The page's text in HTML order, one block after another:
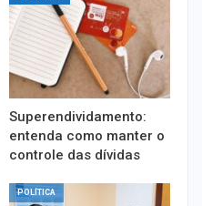
Superendividamento:
entenda como manter o
controle das dívidas
POLÍTICA